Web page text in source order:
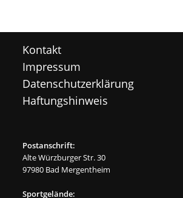
Kontakt
Impressum
Datenschutzerklärung
Haftungshinweis
Postanschrift:
Alte Würzburger Str. 30
97980 Bad Mergentheim
Sportgelände: